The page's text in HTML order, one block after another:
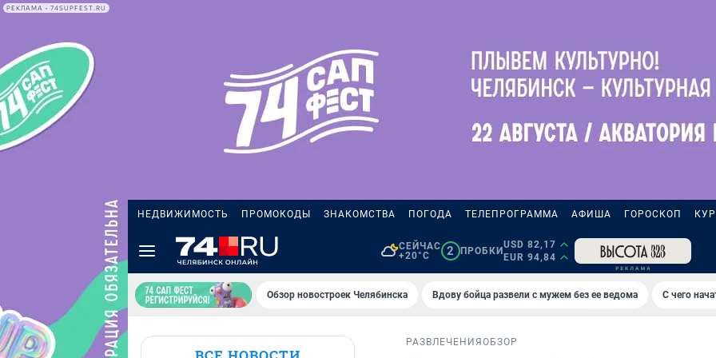
РЕКЛАМА • 74SUPFEST.RU
НЕДВИЖИМОСТЬ ПРОМОКОДЫ ЗНАКОМСТВА ПОГОДА ТЕЛЕПРОГРАММА АФИША ГОРОСКОП
СЕЙЧАС
+20°C
2 ПРОБКИ
USD 82,17
EUR 94,84
Обзор новостроек Челябинска Вдову бойца развели с мужем без ее ведома С чего
РАЗВЛЕЧЕНИЯ ОБЗОР